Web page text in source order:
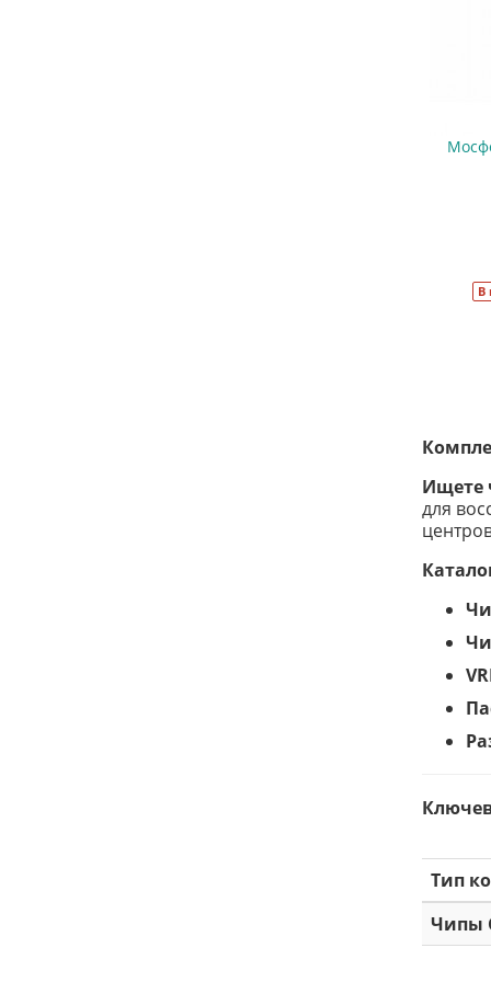
В
Ищете
для
Тип
Чипы